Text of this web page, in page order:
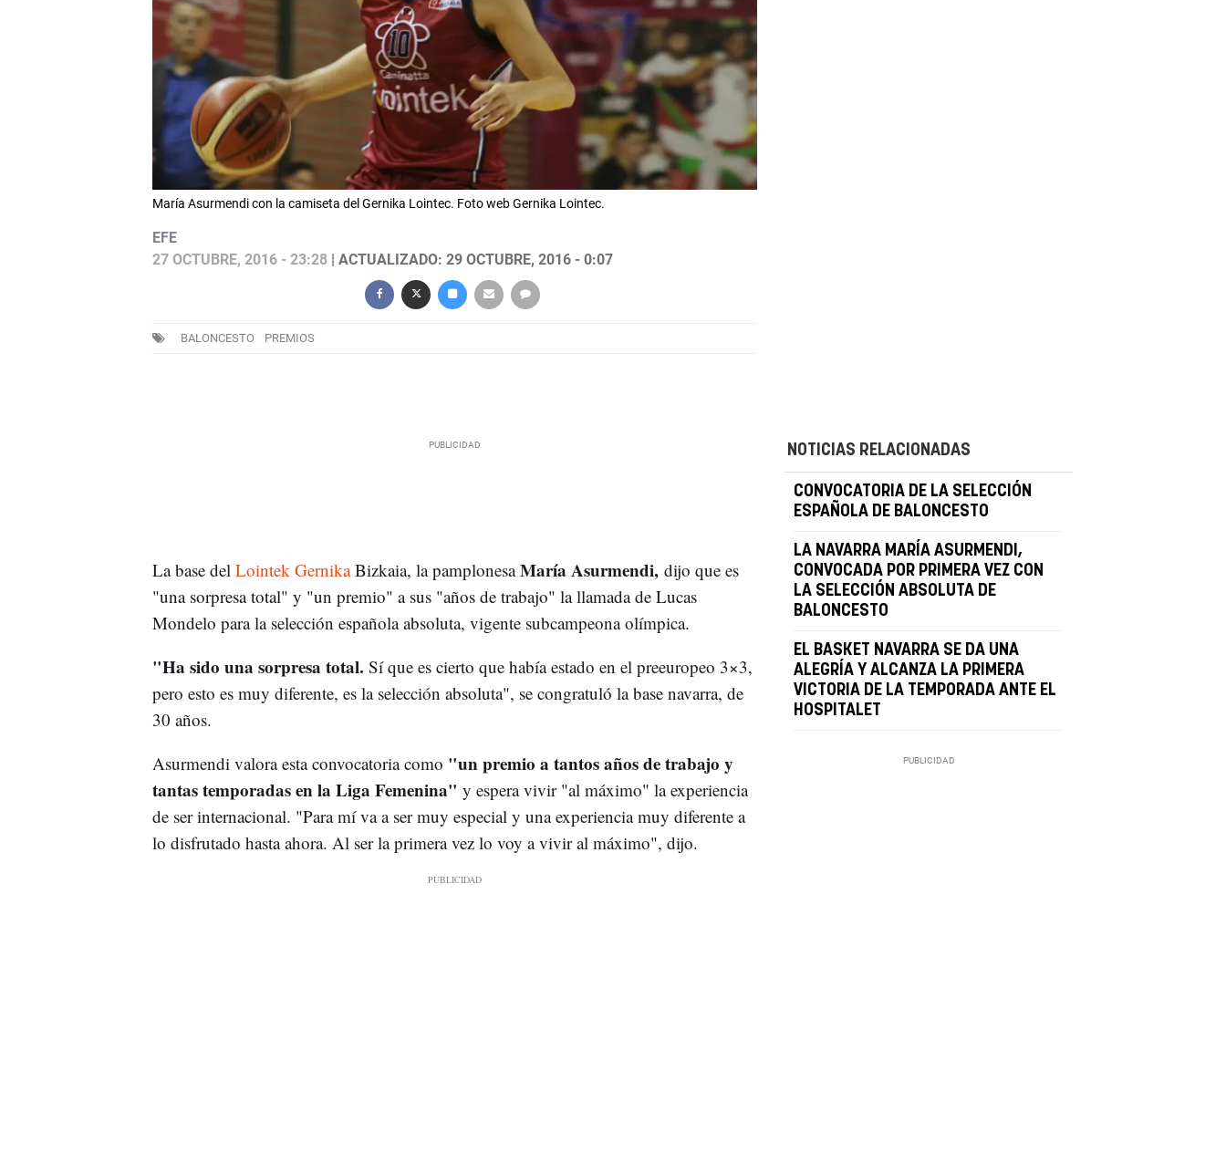
María Asurmendi con la camiseta del Gernika Lointec. Foto web Gernika Lointec.
EFE
27 OCTUBRE, 2016 - 23:28| ACTUALIZADO: 29 OCTUBRE, 2016 - 0:07
BALONCESTO PREMIOS
La base del Lointek GernikaBizkaia, la pamplonesaMaría Asurmendi, dijo que es
"una sorpresa total" y "un premio" a sus "años de trabajo" la llamada de Lucas
Mondelo para la selección española absoluta, vigente subcampeona olímpica.
"Ha sido una sorpresa total. Sí que es cierto que había estado en el preeuropeo 3×3,
pero esto es muy diferente, es la selección absoluta", se congratuló la base navarra, de
30 años.
Asurmendi valora esta convocatoria como "un premio a tantos años de trabajo y
tantas temporadas en la Liga Femenina" y espera vivir "al máximo" la experiencia
de ser internacional. "Para mí va a ser muy especial y una experiencia muy diferente a
lo disfrutado hasta ahora. Al ser la primera vez lo voy a vivir al máximo", dijo.
NOTICIAS RELACIONADAS
CONVOCATORIA DE LA SELECCIÓN
ESPAÑOLA DE BALONCESTO
LA NAVARRA MARÍA ASURMENDI,
CONVOCADA POR PRIMERA VEZ CON
LA SELECCIÓN ABSOLUTA DE
BALONCESTO
EL BASKET NAVARRA SE DA UNA
ALEGRÍA Y ALCANZA LA PRIMERA
VICTORIA DE LA TEMPORADA ANTE EL
HOSPITALET